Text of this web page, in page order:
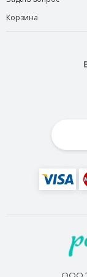
Корзина